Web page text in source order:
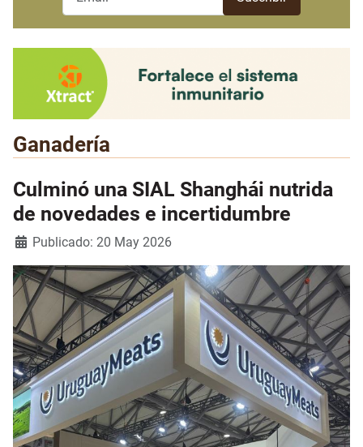
Ganadería
Culminó una SIAL Shanghái nutrida
de novedades e incertidumbre
Detalles
Publicado: 20 May 2026